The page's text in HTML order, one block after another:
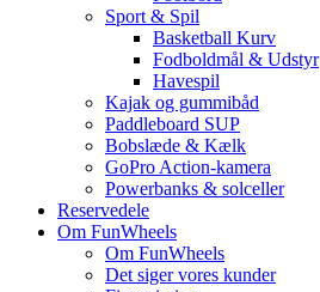
Sport & Spil
Basketball Kurv
Fodboldmål & Udstyr
Havespil
Kajak og gummibåd
Paddleboard SUP
Bobslæde & Kælk
GoPro Action-kamera
Powerbanks & solceller
Reservedele
Om FunWheels
Om FunWheels
Det siger vores kunder